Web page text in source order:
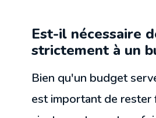
Est-il nécessaire
strictement à un
Bien qu'un budget
est important de rester